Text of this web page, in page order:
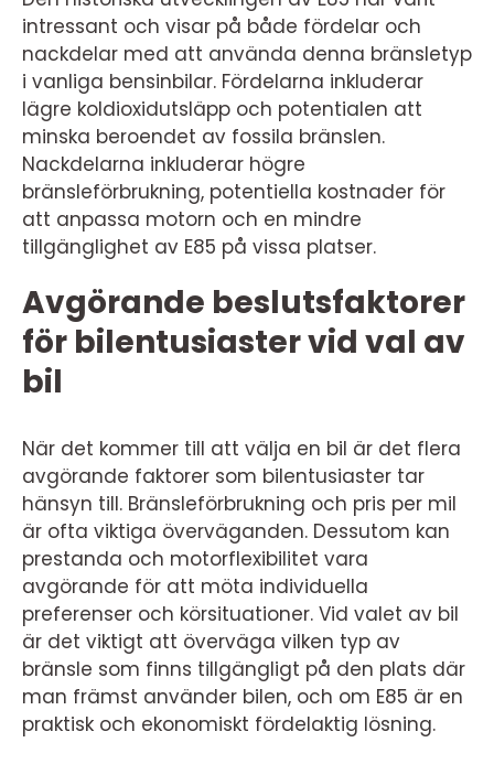
intressant och visar på både fördelar och
nackdelar med att använda denna bränsletyp
i vanliga bensinbilar. Fördelarna inkluderar
lägre koldioxidutsläpp och potentialen att
minska beroendet av fossila bränslen.
Nackdelarna inkluderar högre
bränsleförbrukning, potentiella kostnader för
att anpassa motorn och en mindre
tillgänglighet av E85 på vissa platser.
Avgörande beslutsfaktorer
för bilentusiaster vid val av
bil
När det kommer till att välja en bil är det flera
avgörande faktorer som bilentusiaster tar
hänsyn till. Bränsleförbrukning och pris per mil
är ofta viktiga överväganden. Dessutom kan
prestanda och motorflexibilitet vara
avgörande för att möta individuella
preferenser och körsituationer. Vid valet av bil
är det viktigt att överväga vilken typ av
bränsle som finns tillgängligt på den plats där
man främst använder bilen, och om E85 är en
praktisk och ekonomiskt fördelaktig lösning.